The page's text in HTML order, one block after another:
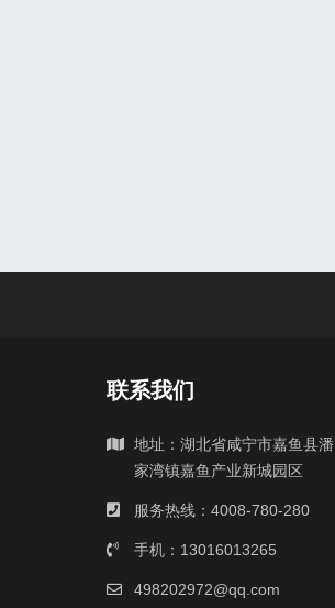
联系我们
地址：湖北省咸宁市嘉鱼县潘
家湾镇嘉鱼产业新城园区
服务热线：4008-780-280
手机：13016013265
498202972@qq.com